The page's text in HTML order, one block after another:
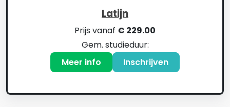
Latijn
Prijs vanaf € 229.00
Gem. studieduur:
Meer info
Inschrijven